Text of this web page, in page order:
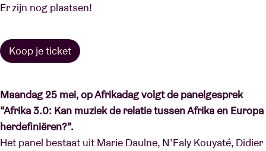
Er zijn nog plaatsen!
Koop je ticket
Maandag 25 mei, op Afrikadag volgt de panelgesprek
“Afrika 3.0: Kan muziek de relatie tussen Afrika en Europa
herdefiniëren?”.
Het panel bestaat uit Marie Daulne, N’Faly Kouyaté, Didier